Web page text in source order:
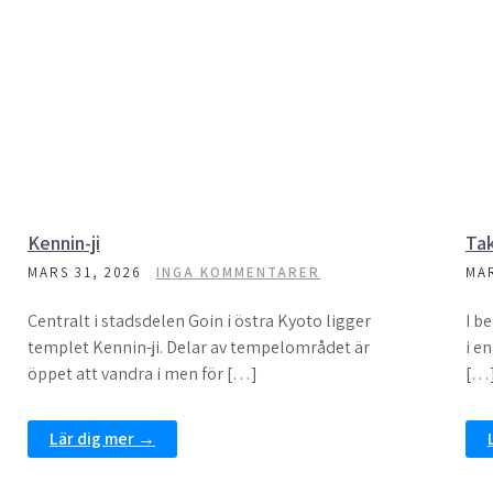
Kennin-ji
MARS 31, 2026 INGA KOMMENTARER
Centralt i stadsdelen Goin i östra Kyoto ligger
templet Kennin-ji. Delar av tempelområdet är
öppet att vandra i men för […]
Lär dig mer →
I
i